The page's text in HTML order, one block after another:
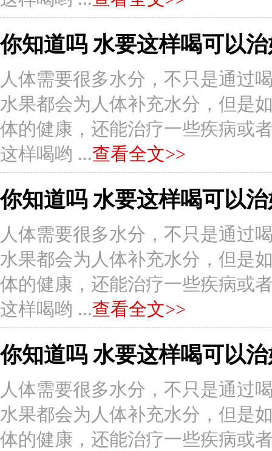
你知道吗 水要这样喝可以
人体需要很多水分，不只是通过
水果都会为人体补充水分，但是
体的健康，还能治疗一些疾病或
这样喝哟 ...查看全文>>
你知道吗 水要这样喝可以
人体需要很多水分，不只是通过
水果都会为人体补充水分，但是
体的健康，还能治疗一些疾病或
这样喝哟 ...查看全文>>
你知道吗 水要这样喝可以
人体需要很多水分，不只是通过
水果都会为人体补充水分，但是
体的健康，还能治疗一些疾病或